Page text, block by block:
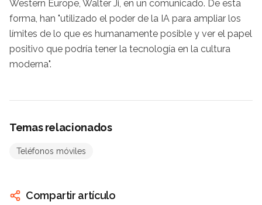
Western Europe, Walter Ji, en un comunicado. De esta
forma, han "utilizado el poder de la IA para ampliar los
límites de lo que es humanamente posible y ver el papel
positivo que podría tener la tecnología en la cultura
moderna".
Temas relacionados
Teléfonos móviles
Compartir artículo